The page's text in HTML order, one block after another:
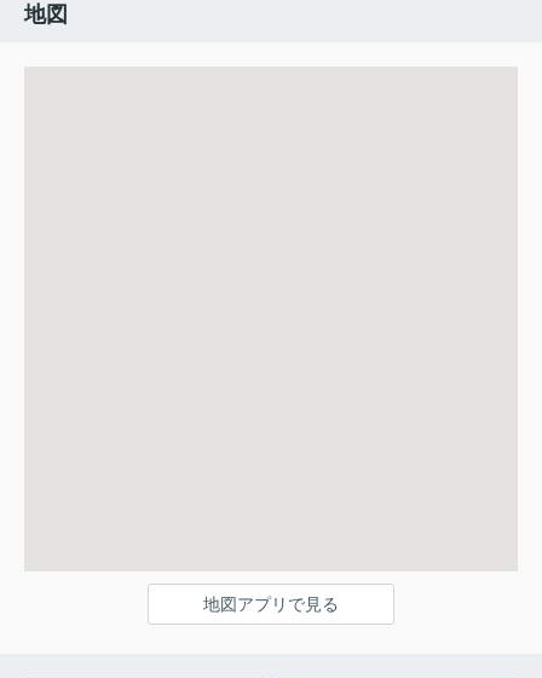
地図
地図アプリで見る